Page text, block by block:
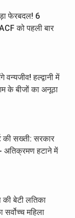
फेरबदल! 6
को पहली बार
हल्द्वानी में
के बीजों का अनूठा
की सख्ती: सरकार
अतिक्रमण हटाने में
बेटी लतिका
सर्वोच्च महिला